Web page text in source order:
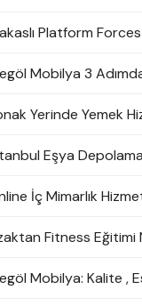
Platform
Mobilya 3
Yerinde Yemek
Eşya
İç Mimarlık
Fitness Eğitimi
Mobilya: Kalite ,